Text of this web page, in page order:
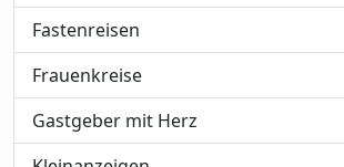
Fastenreisen
Frauenkreise
Gastgeber mit Herz